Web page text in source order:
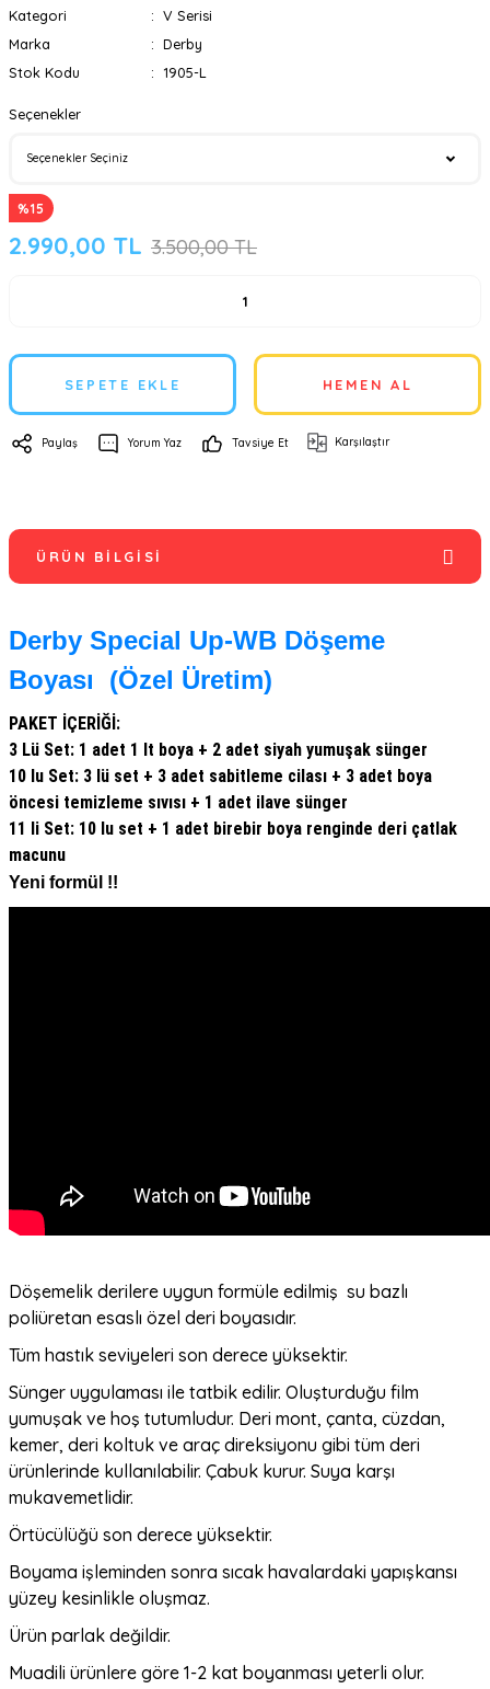
Kategori
V Serisi
Marka
Derby
Stok Kodu
1905-L
Seçenekler
%15
2.990,00 TL 3.500,00 TL
SEPETE EKLE HEMEN AL
Paylaş Yorum Yaz Tavsiye Et Karşılaştır
ÜRÜN BILGISI
Derby Special Up-WB Döşeme
Boyası (Özel Üretim)
PAKET İÇERİĞİ:
3 Lü Set: 1 adet 1 lt boya + 2 adet siyah yumuşak sünger
10 lu Set: 3 lü set + 3 adet sabitleme cilası + 3 adet boya
öncesi temizleme sıvısı + 1 adet ilave sünger
11 li Set: 10 lu set + 1 adet birebir boya renginde deri çatlak
macunu
Yeni formül !!
Döşemelik derilere uygun formüle edilmiş su bazlı
poliüretan esaslı özel deri boyasıdır.
Tüm hastık seviyeleri son derece yüksektir.
Sünger uygulaması ile tatbik edilir. Oluşturduğu film
yumuşak ve hoş tutumludur. Deri mont, çanta, cüzdan,
kemer, deri koltuk ve araç direksiyonu gibi tüm deri
ürünlerinde kullanılabilir. Çabuk kurur. Suya karşı
mukavemetlidir.
Örtücülüğü son derece yüksektir.
Boyama işleminden sonra sıcak havalardaki yapışkansı
yüzey kesinlikle oluşmaz.
Ürün parlak değildir.
Muadili ürünlere göre 1-2 kat boyanması yeterli olur.